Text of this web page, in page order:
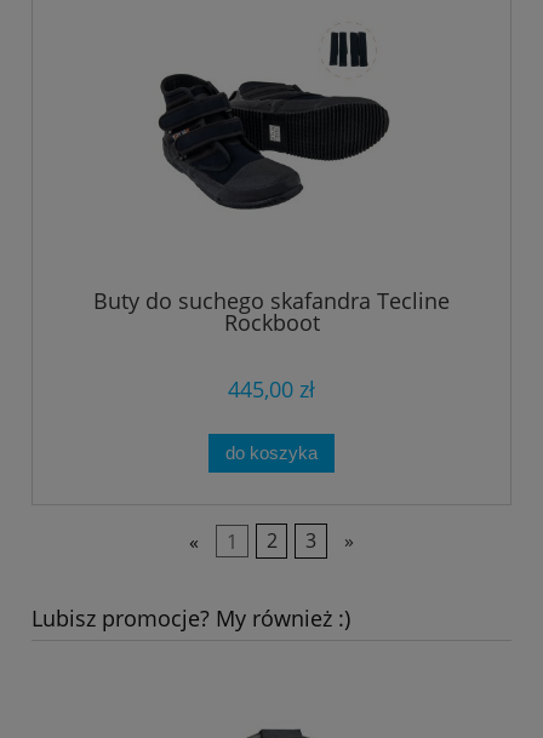
Buty do suchego skafandra Tecline
Rockboot
445,00 zł
do koszyka
« 1 2 3 »
Lubisz promocje? My również :)